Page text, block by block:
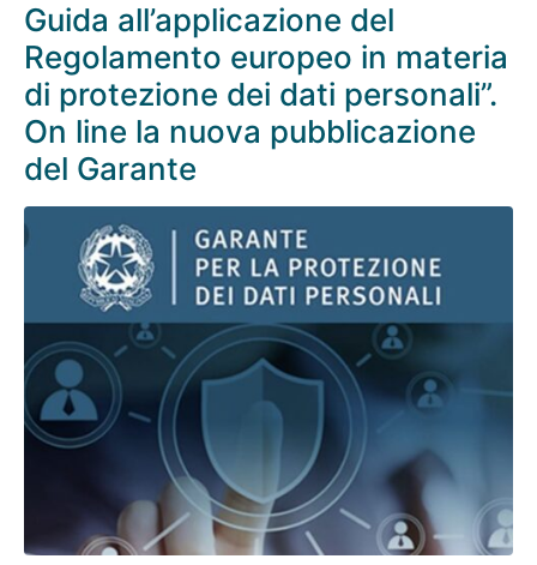
Guida all’applicazione del
Regolamento europeo in materia
di protezione dei dati personali”.
On line la nuova pubblicazione
del Garante